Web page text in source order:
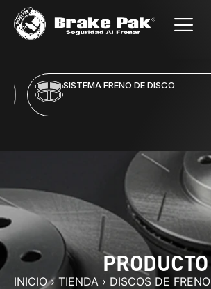
SISTEMA FRENO DE DISCO
PRODUCTO
INICIO› TIENDA › DISCOS DE FRENO